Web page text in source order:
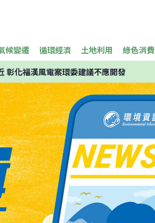
候變遷 循環經濟 土地利用 綠色消費
彰化福漢風電案環委建議不應開發